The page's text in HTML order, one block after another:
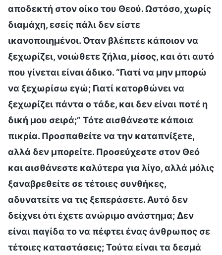
αποδεκτή στον οίκο του Θεού. Ωστόσο, χωρίς
διαμάχη, εσείς πάλι δεν είστε
ικανοποιημένοι. Όταν βλέπετε κάποιον να
ξεχωρίζει, νοιώθετε ζήλια, μίσος, και ότι αυτό
που γίνεται είναι άδικο. “Γιατί να μην μπορώ
να ξεχωρίσω εγώ; Γιατί κατορθώνει να
ξεχωρίζει πάντα ο τάδε, και δεν είναι ποτέ η
δική μου σειρά;” Τότε αισθάνεστε κάποια
πικρία. Προσπαθείτε να την καταπνίξετε,
αλλά δεν μπορείτε. Προσεύχεστε στον Θεό
και αισθάνεστε καλύτερα για λίγο, αλλά μόλις
ξαναβρεθείτε σε τέτοιες συνθήκες,
αδυνατείτε να τις ξεπεράσετε. Αυτό δεν
δείχνει ότι έχετε ανώριμο ανάστημα; Δεν
είναι παγίδα το να πέφτει ένας άνθρωπος σε
τέτοιες καταστάσεις; Τούτα είναι τα δεσμά